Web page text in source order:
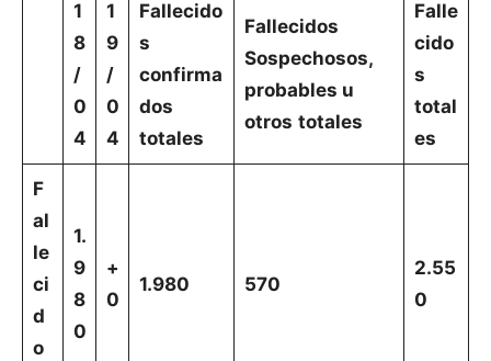
1
8
/
0
4
1
9
/
0
4
Fallecido
s
confirma
dos
totales
Fallecidos
Sospechosos,
probables u
otros totales
Falle
cido
s
total
es
F
al
le
ci
d
o
1.
9
8
0
+
0
1.980 570
2.55
0